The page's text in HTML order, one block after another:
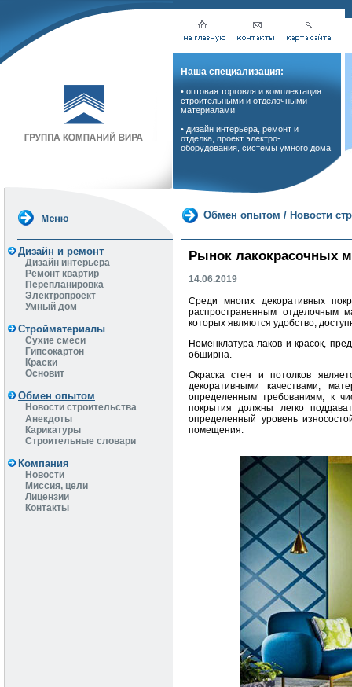
Наша специализация:
• оптовая торговля и комплектация
строительными и отделочными
материалами
• дизайн интерьера, ремонт и
отделка, проект электро-
оборудования, системы умного дома
Дизайн и ремонт
Дизайн интерьера
Ремонт квартир
Перепланировка
Электропроект
Умный дом
Стройматериалы
Сухие смеси
Гипсокартон
Краски
Основит
Обмен опытом
Новости строительства
Анекдоты
Карикатуры
Строительные словари
Компания
Новости
Миссия, цели
Лицензии
Контакты
Обмен опытом / Новости
Рынок лакокрасочных
14.06.2019
Среди многих декоративных
распространенным отделочным
которых являются удобство,
Номенклатура лаков и красок,
обширна.
Окраска стен и потолков
декоративными качествами,
определенным требованиям, к
покрытия должны легко
определенный уровень
помещения.